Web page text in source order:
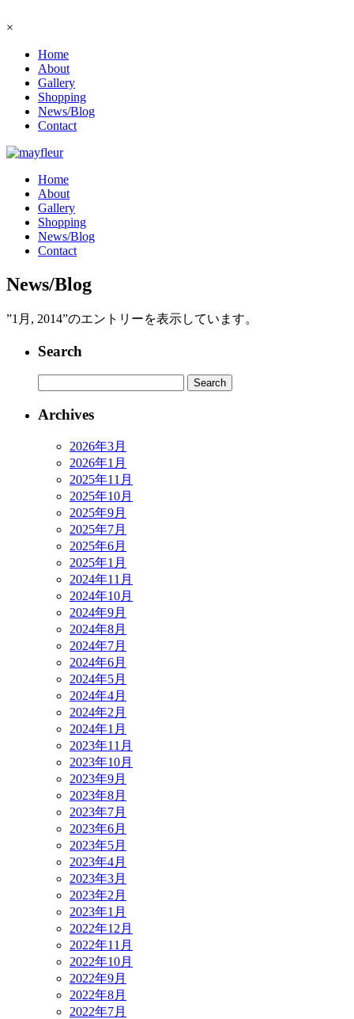
×
Home
About
Gallery
Shopping
News/Blog
Contact
Home
About
Gallery
Shopping
News/Blog
Contact
News/Blog
”1月, 2014”のエントリーを表示しています。
Search
Archives
2026年3月
2026年1月
2025年11月
2025年10月
2025年9月
2025年7月
2025年6月
2025年1月
2024年11月
2024年10月
2024年9月
2024年8月
2024年7月
2024年6月
2024年5月
2024年4月
2024年2月
2024年1月
2023年11月
2023年10月
2023年9月
2023年8月
2023年7月
2023年6月
2023年5月
2023年4月
2023年3月
2023年2月
2023年1月
2022年12月
2022年11月
2022年10月
2022年9月
2022年8月
2022年7月